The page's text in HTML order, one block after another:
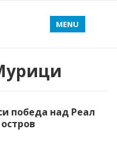
MENU
победа над Реал